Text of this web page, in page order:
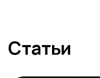
Статьи